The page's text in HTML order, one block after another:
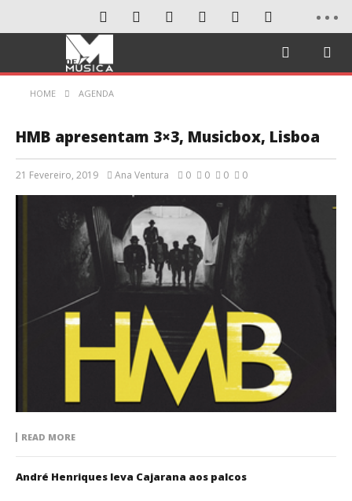
HOME AGENDA
HMB apresentam 3×3, Musicbox, Lisboa
21 Fevereiro, 2019 Ana Ventura 0 0 0 0
READ MORE
André Henriques leva Cajarana aos palcos